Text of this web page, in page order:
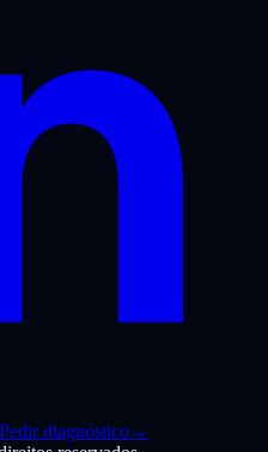
Pedir diagnóstico→